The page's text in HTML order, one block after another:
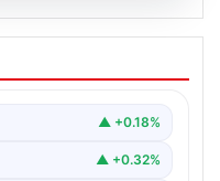
İletişimin
Deneyimi
Güncel▲ +0.18%
▲ +0.32%